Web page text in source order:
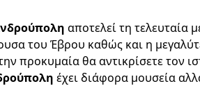
αποτελεί τη τελευταία
του Έβρου καθώς και η
προκυμαία θα αντικρίσετε τον
έχει διάφορα μουσεία